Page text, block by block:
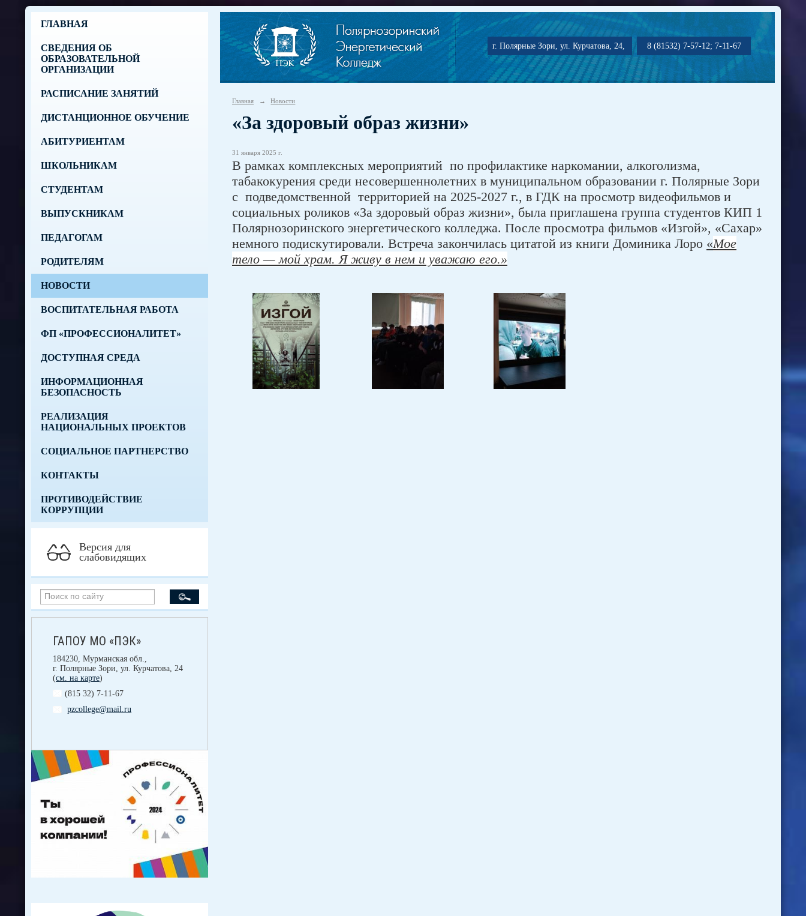
ГЛАВНАЯ
СВЕДЕНИЯ ОБ
ОБРАЗОВАТЕЛЬНОЙ
ОРГАНИЗАЦИИ
РАСПИСАНИЕ ЗАНЯТИЙ
ДИСТАНЦИОННОЕ ОБУЧЕНИЕ
АБИТУРИЕНТАМ
ШКОЛЬНИКАМ
СТУДЕНТАМ
ВЫПУСКНИКАМ
ПЕДАГОГАМ
РОДИТЕЛЯМ
НОВОСТИ
ВОСПИТАТЕЛЬНАЯ РАБОТА
ФП «ПРОФЕССИОНАЛИТЕТ»
ДОСТУПНАЯ СРЕДА
ИНФОРМАЦИОННАЯ
БЕЗОПАСНОСТЬ
РЕАЛИЗАЦИЯ
НАЦИОНАЛЬНЫХ ПРОЕКТОВ
СОЦИАЛЬНОЕ ПАРТНЕРСТВО
КОНТАКТЫ
ПРОТИВОДЕЙСТВИЕ
КОРРУПЦИИ
Версия для
слабовидящих
ГАПОУ МО «ПЭК»
184230, Мурманская обл.,
г. Полярные Зори, ул. Курчатова, 24
(см. на карте)
(815 32) 7-11-67
pzcollege@mail.ru
г. Полярные Зори, ул. Курчатова, 24, 8 (81532) 7-57-12; 7-11-67
Главная → Новости
«За здоровый образ жизни»
31 января 2025 г.
В рамках комплексных мероприятий по профилактике наркомании, алкоголизма,
табакокурения среди несовершеннолетних в муниципальном образовании г. Полярные Зори
с подведомственной территорией на 2025-2027 г., в ГДК на просмотр видеофильмов и
социальных роликов «За здоровый образ жизни», была приглашена группа студентов КИП 1
Полярнозоринского энергетического колледжа. После просмотра фильмов «Изгой», «Сахар»
немного подискутировали. Встреча закончилась цитатой из книги Доминика Лоро «Мое
тело — мой храм. Я живу в нем и уважаю его.»